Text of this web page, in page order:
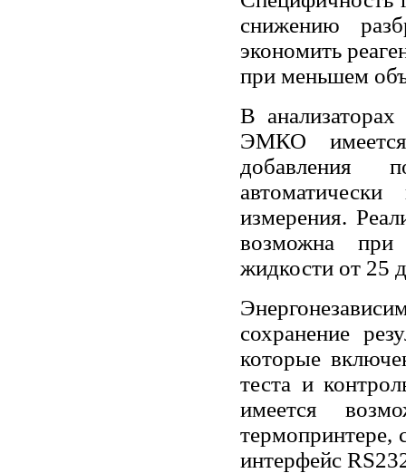
снижению
экономить
при меньшем
В анализаторах
ЭМКО имеется
добавления
измерения.
возможна при
жидкости от 25
сохранение
которые
теста и
имеется
термопринтере,
интерфейс